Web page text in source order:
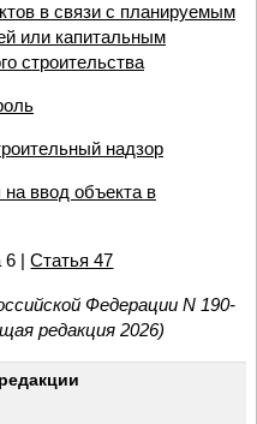
в связи с планируемым
или капитальным
строительства
надзор
ввод объекта в
6 |Статья 47
Федерации N 190-
редакция 2026)